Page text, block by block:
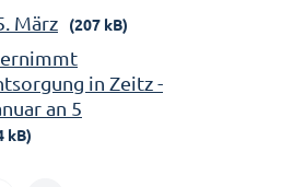
März (207 kB)
in Zeitz -
an 5
kB)